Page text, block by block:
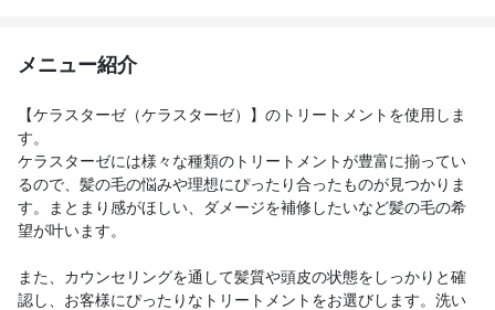
メニュー紹介
【ケラスターゼ（ケラスターゼ）】のトリートメントを使用しま
す。
ケラスターゼには様々な種類のトリートメントが豊富に揃ってい
るので、髪の毛の悩みや理想にぴったり合ったものが見つかりま
す。まとまり感がほしい、ダメージを補修したいなど髪の毛の希
望が叶います。
また、カウンセリングを通して髪質や頭皮の状態をしっかりと確
認し、お客様にぴったりなトリートメントをお選びします。洗い